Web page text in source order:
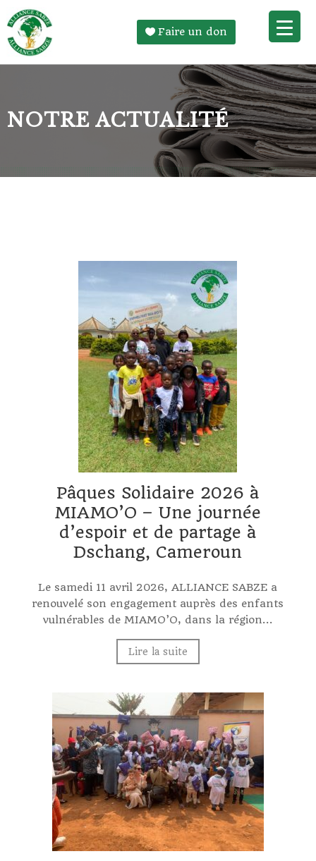
Faire un don
NOTRE ACTUALITÉ
Pâques Solidaire 2026 à
MIAMO’O – Une journée
d’espoir et de partage à
Dschang, Cameroun
Le samedi 11 avril 2026, ALLIANCE SABZE a
renouvelé son engagement auprès des enfants
vulnérables de MIAMO’O, dans la région...
Lire la suite